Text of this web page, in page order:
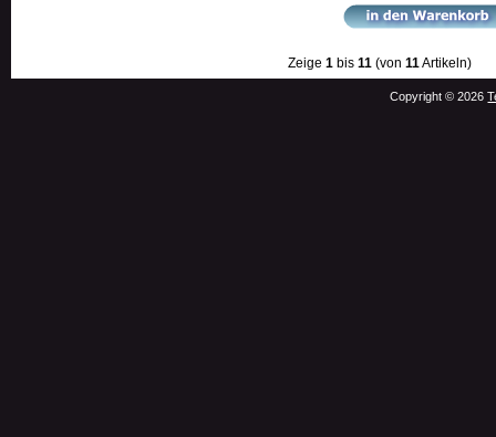
Zeige 1 bis 11 (von 11 Artikeln)
Copyright © 2026